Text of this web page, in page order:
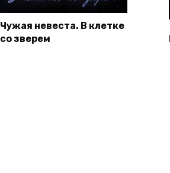
Чужая невеста. В клетке
со зверем